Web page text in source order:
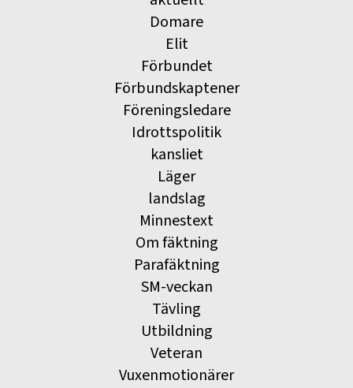
Domare
Elit
Förbundet
Förbundskaptener
Föreningsledare
Idrottspolitik
kansliet
Läger
landslag
Minnestext
Om fäktning
Parafäktning
SM-veckan
Tävling
Utbildning
Veteran
Vuxenmotionärer